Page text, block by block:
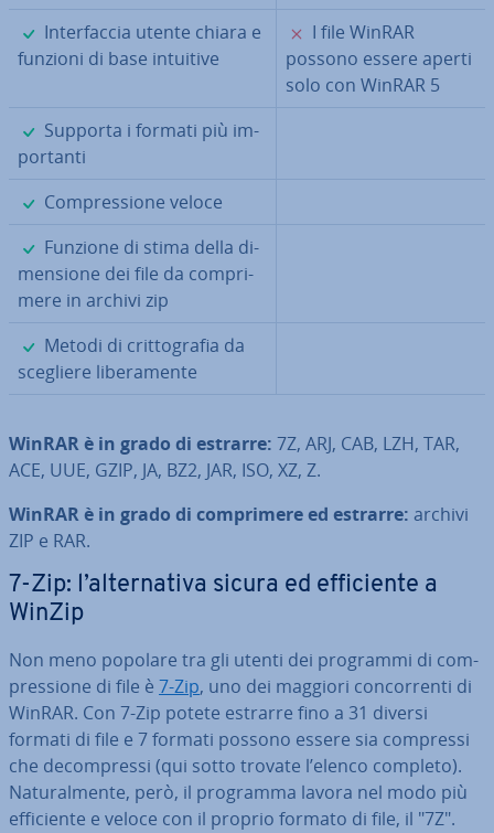
✓
In­ter­fac­cia utente chiara e
funzioni di base intuitive
✗
I file WinRAR
possono essere aperti
solo con WinRAR 5
✓
Supporta i formati più im­
por­tan­ti
✓
Com­pres­sio­ne veloce
✓
Funzione di stima della di­
men­sio­ne dei file da com­pri­
me­re in archivi zip
✓
Metodi di crit­to­gra­fia da
scegliere li­be­ra­men­te
WinRARè in grado di estrarre: 7Z, ARJ, CAB, LZH, TAR,
ACE, UUE, GZIP, JA, BZ2, JAR, ISO, XZ, Z.
WinRAR è in grado di com­pri­me­re ed estrarre: archivi
ZIP e RAR.
7-Zip: l’al­ter­na­ti­va sicura ed ef­fi­cien­te a
WinZip
Non meno popolare tra gli utenti dei programmi di com­
pres­sio­ne di file è 7-Zip, uno dei maggiori con­cor­ren­ti di
WinRAR. Con 7-Zip potete estrarre fino a 31 diversi
formati di file e 7 formati possono essere sia compressi
che de­com­pres­si (qui sotto trovate l’elenco completo).
Na­tu­ral­men­te, però, il programma lavora nel modo più
ef­fi­cien­te e veloce con il proprio formato di file, il "7Z".